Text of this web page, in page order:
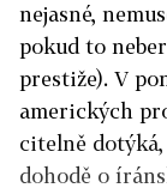
nejasné,
pokud to
prestiže). V
amerických
citelně
dohodě o